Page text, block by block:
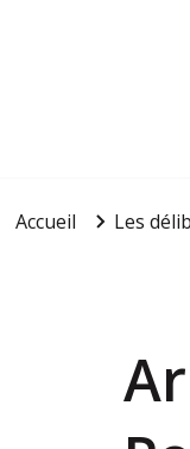
Accueil Les